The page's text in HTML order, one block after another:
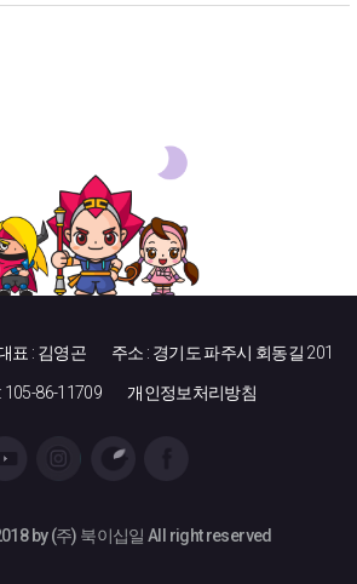
표 : 김영곤 주소 : 경기도 파주시 회동길 201
105-86-11709 개인정보처리방침
by (주) 북이십일 All right reserved